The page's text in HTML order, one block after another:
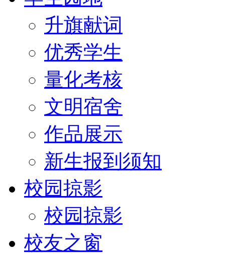
升旗献词
优秀学生
量化考核
文明宿舍
作品展示
新生报到须知
校园掠影
校园掠影
校友之窗